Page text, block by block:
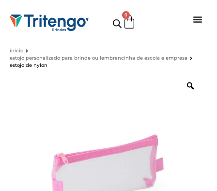
0
início
estojo personalizado para brinde ou lembrancinha de escola e empresa
estojo de nylon